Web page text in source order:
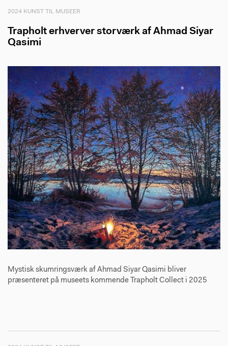
2024 KUNST TIL MUSEER
Trapholt erhverver storværk af Ahmad Siyar
Qasimi
Mystisk skumringsværk af Ahmad Siyar Qasimi bliver
præsenteret på museets kommende Trapholt Collect i 2025